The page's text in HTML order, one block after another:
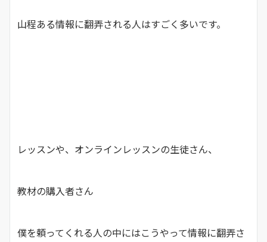
山程ある情報に翻弄される人はすごく多いです。
レッスンや、オンラインレッスンの生徒さん、
教材の購入者さん
僕を頼ってくれる人の中にはこうやって情報に翻弄さ